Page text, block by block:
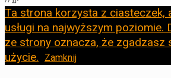
Ta strona korzysta z ciasteczek,
usługi na najwyższym poziomie.
ze strony oznacza, że zgadzasz
użycie.
Zamknij